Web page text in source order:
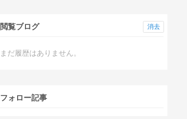
閲覧ブログ
まだ履歴はありません。
消去
フォロー記事